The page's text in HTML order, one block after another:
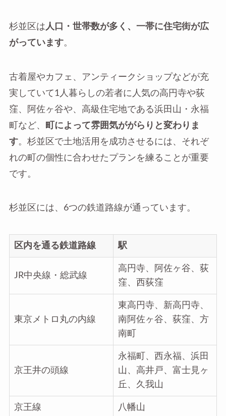
杉並区は 人口・世帯数が多く、一帯に住宅街が広
がっています。
古着屋やカフェ、アンティークショップなどが充
実していて1人暮らしの若者に人気の高円寺や荻
窪、阿佐ヶ谷や、高級住宅地である浜田山・永福
町など、
町によって雰囲気ががらりと変わりま
す。杉並区で土地活用を成功させるには、それぞ
れの町の個性に合わせたプランを練ることが重要
です。
杉並区には、6つの鉄道路線が通っています。
区内を通る鉄道路線 駅
JR中央線・総武線
高円寺、阿佐ヶ谷、荻
窪、西荻窪
東京メトロ丸の内線
東高円寺、新高円寺、
南阿佐ヶ谷、荻窪、方
南町
京王井の頭線
永福町、西永福、浜田
山、高井戸、富士見ヶ
丘、久我山
京王線 八幡山